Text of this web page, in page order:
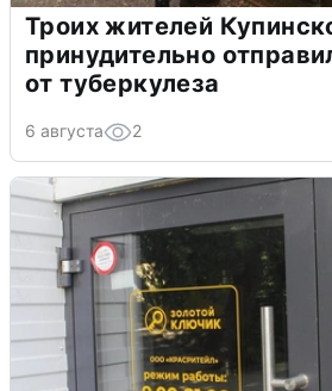
Троих жителей
принудительно
от туберкулеза
6 августа 2